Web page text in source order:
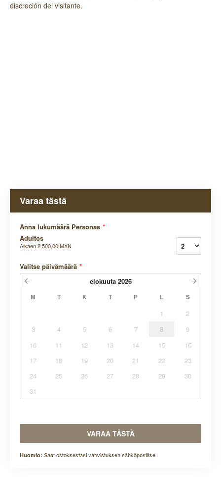
discreción del visitante.
Varaa tästä
Anna lukumäärä Personas *
Adultos
Alkaen2 500,00 MXN
Valitse päivämäärä *
elokuuta 2026
M T K T P L S
1
2
3
4 5 6 7 8
9
10
11 12 13 14 15
16
17
18 19 20 21 22
23
24
25 26 27 28 29
30
31
VARAA TÄSTÄ
Huomio: Saat ostoksestasi vahvistuksen sähköpostitse.